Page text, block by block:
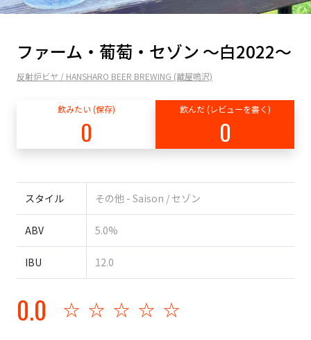
ファーム・葡萄・セゾン ～白2022～
反射炉ビヤ / HANSHARO BEER BREWING (蔵屋鳴沢)
飲みたい (保存)
0
飲んだ (レビューを書く)
0
スタイル その他 - Saison / セゾン
ABV 5.0%
IBU 12.0
0.0 ☆☆☆☆☆